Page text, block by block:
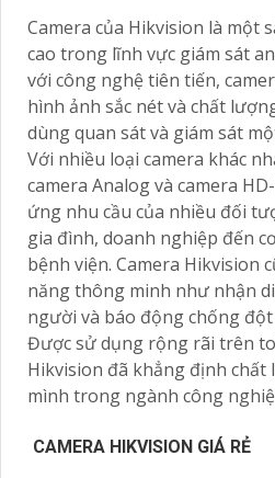
Camera của Hikvision là một
cao trong lĩnh vực giám sát
với công nghệ tiên tiến,
hình ảnh sắc nét và chất
dùng quan sát và giám sát
Với nhiều loại camera khác
camera Analog và camera
ứng nhu cầu của nhiều đối
gia đình, doanh nghiệp đến
bệnh viện. Camera Hikvision
năng thông minh như nhận
người và báo động chống
Được sử dụng rộng rãi trên
Hikvision đã khẳng định chất
mình trong ngành công
CAMERA HIKVISION GIÁ RẺ